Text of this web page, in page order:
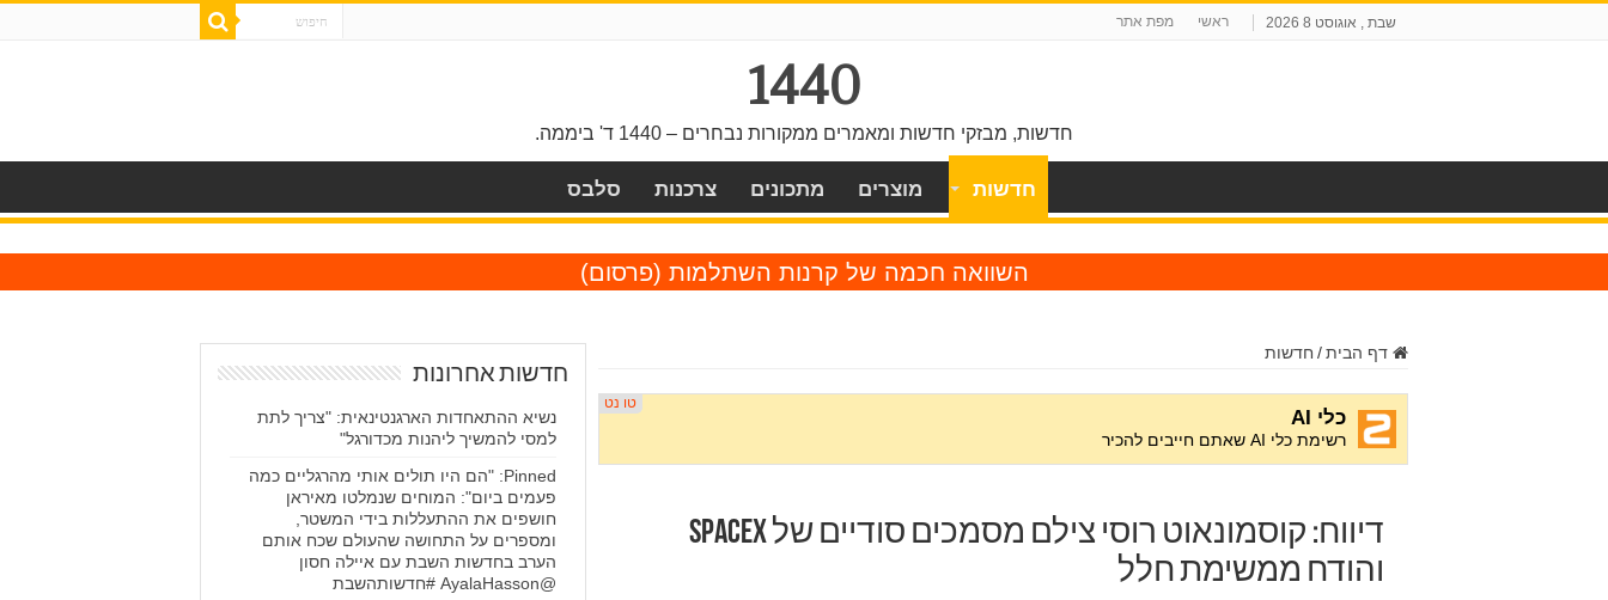
שבת , אוגוסט 8 2026 ראשי מפת אתר
1440
חדשות, מבזקי חדשות ומאמרים ממקורות נבחרים – 1440 ד' ביממה.
חדשות מוצרים מתכונים צרכנות סלבס
השוואה חכמה של קרנות השתלמות (פרסום)
דף הבית/ חדשות
דיווח: קוסמונאוט רוסי צילם מסמכים סודיים של SpaceX
והודח ממשימת חלל
חדשות אחרונות
נשיא ההתאחדות הארגנטינאית: "צריך לתת
למסי להמשיך ליהנות מכדורגל"
Pinned: "הם היו תולים אותי מהרגליים כמה
פעמים ביום": המוחים שנמלטו מאיראן
חושפים את ההתעללות בידי המשטר,
ומספרים על התחושה שהעולם שכח אותם
הערב בחדשות השבת עם איילה חסון
@AyalaHasson #חדשותהשבת